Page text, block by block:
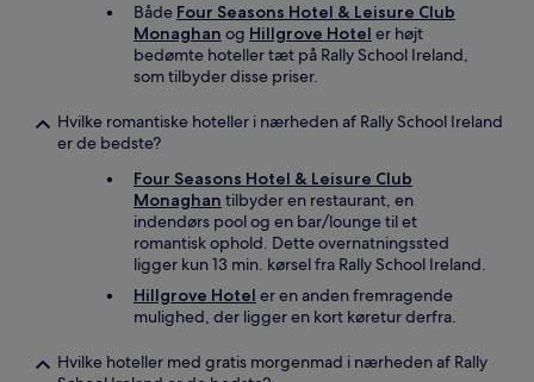
Både Four Seasons Hotel & Leisure Club
Monaghan og Hillgrove Hotel er højt
bedømte hoteller tæt på Rally School Ireland,
som tilbyder disse priser.
Hvilke romantiske hoteller i nærheden af Rally School Ireland
er de bedste?
Four Seasons Hotel & Leisure Club
Monaghan tilbyder en restaurant, en
indendørs pool og en bar/lounge til et
romantisk ophold. Dette overnatningssted
ligger kun 13 min. kørsel fra Rally School Ireland.
Hillgrove Hotel er en anden fremragende
mulighed, der ligger en kort køretur derfra.
Hvilke hoteller med gratis morgenmad i nærheden af Rally